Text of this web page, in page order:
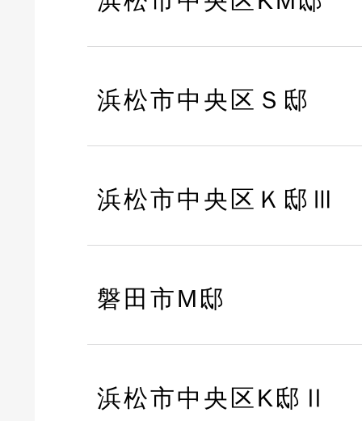
浜松市中央区Ｓ邸
浜松市中央区Ｋ邸Ⅲ
磐田市M邸
浜松市中央区K邸Ⅱ